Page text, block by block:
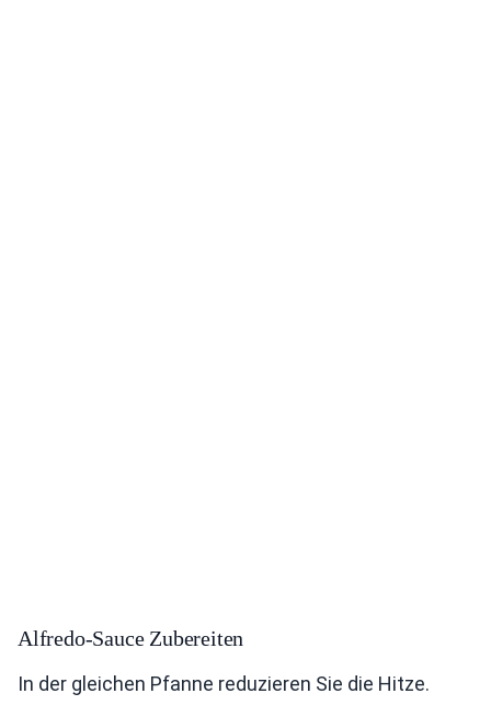
Alfredo-Sauce Zubereiten
In der gleichen Pfanne reduzieren Sie die Hitze.